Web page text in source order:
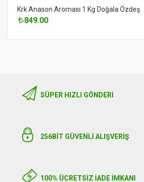
Krk Anason Aroması 1 Kg Doğala Özdeş
849.00
SÜPER HIZLI GÖNDERI
256BIT GÜVENLİ ALIŞVERİŞ
100% ÜCRETSİZ İADE İMKANI